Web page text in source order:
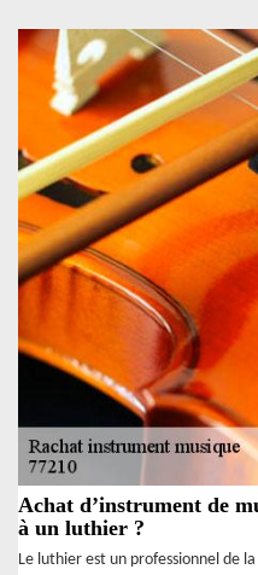
Achat d’instrument de
à un luthier ?
Le luthier est un professionnel de